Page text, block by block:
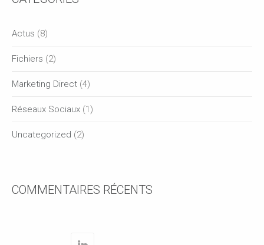
Actus (8)
Fichiers (2)
Marketing Direct (4)
Réseaux Sociaux (1)
Uncategorized (2)
COMMENTAIRES RÉCENTS